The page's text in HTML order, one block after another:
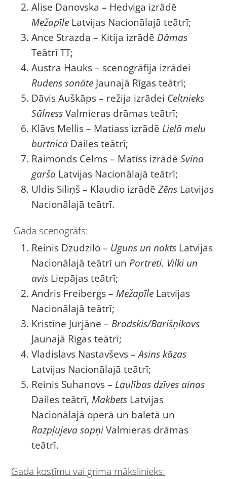
Alise Danovska – Hedviga izrādē
Mežapīle Latvijas Nacionālajā teātrī;
Ance Strazda – Kitija izrādē Dāmas
Teātrī TT;
Austra Hauks – scenogrāfija izrādei
Rudens sonāte Jaunajā Rīgas teātrī;
Dāvis Auškāps – režija izrādei Celtnieks
SūlnessValmieras drāmas teātrī;
Klāvs Mellis – Matiass izrādē Lielā melu
burtnīca Dailes teātrī;
Raimonds Celms – Matīss izrādēSvina
garša Latvijas Nacionālajā teātrī;
Uldis Siliņš – Klaudio izrādēZēns Latvijas
Nacionālajā teātrī.
Gada scenogrāfs:
Reinis Dzudzilo – Uguns un nakts Latvijas
Nacionālajā teātrī un Portreti. Vilki un
avis Liepājas teātrī;
Andris Freibergs –Mežapīle Latvijas
Nacionālajā teātrī;
Kristīne Jurjāne – Brodskis/Barišņikovs
Jaunajā Rīgas teātrī;
Vladislavs Nastavševs –Asins kāzas
Latvijas Nacionālajā teātrī;
Reinis Suhanovs – Laulības dzīves ainas
Dailes teātrī,Makbets Latvijas
Nacionālajā operā un baletā un
Razpļujeva sapņiValmieras drāmas
teātrī.
Gada kostīmu vai grima mākslinieks: